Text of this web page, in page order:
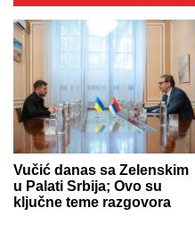
Vučić danas sa Zelenskim
u Palati Srbija; Ovo su
ključne teme razgovora